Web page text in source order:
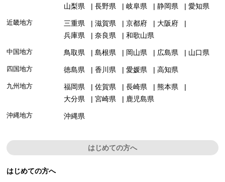
山梨県
長野県 岐阜県 静岡県 愛知県
近畿地方 三重県 滋賀県 京都府
大阪府
兵庫県
奈良県 和歌山県
中国地方 鳥取県 島根県 岡山県 広島県 山口県
四国地方 徳島県 香川県 愛媛県 高知県
九州地方 福岡県 佐賀県 長崎県
熊本県
大分県
宮崎県 鹿児島県
沖縄地方 沖縄県
はじめての方へ
はじめての方へ